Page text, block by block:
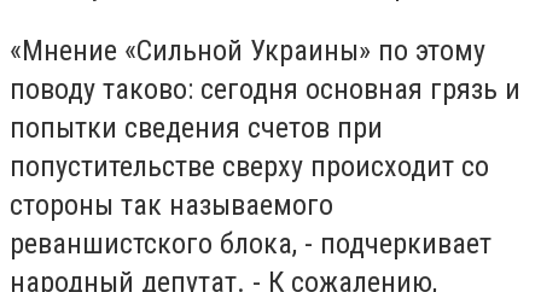
«Мнение «Сильной Украины» по этому
поводу таково: сегодня основная грязь и
попытки сведения счетов при
попустительстве сверху происходит со
стороны так называемого
реваншистского блока, - подчеркивает
народный депутат. - К сожалению,